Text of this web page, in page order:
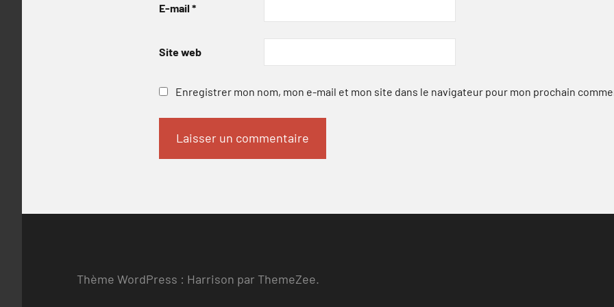
E-mail *
Site web
Enregistrer mon nom, mon e-mail et mon site dans le navigateur pour mon prochain
Thème WordPress : Harrison par ThemeZee.